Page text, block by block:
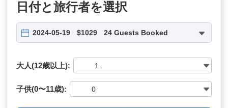
日付と旅行者を選択
2024-05-19 $1029 24 Guests Booked
大人(12歳以上):
子供(0〜11歳):